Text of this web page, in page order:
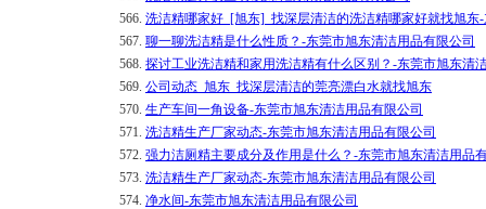
566. 洗洁精哪家好_[旭东]_找深层清洁的洗洁精哪家好就找旭东
567. 聊一聊洗洁精是什么性质？-东莞市旭东清洁用品有限公司
568. 探讨工业洗洁精和家用洗洁精有什么区别？-东莞市旭东清
569. 公司动态_旭东_找深层清洁的莞亮漂白水就找旭东
570. 生产车间一角设备-东莞市旭东清洁用品有限公司
571. 洗洁精生产厂家动态-东莞市旭东清洁用品有限公司
572. 强力洁厕精主要成分及作用是什么？-东莞市旭东清洁用品
573. 洗洁精生产厂家动态-东莞市旭东清洁用品有限公司
574. 净水间-东莞市旭东清洁用品有限公司